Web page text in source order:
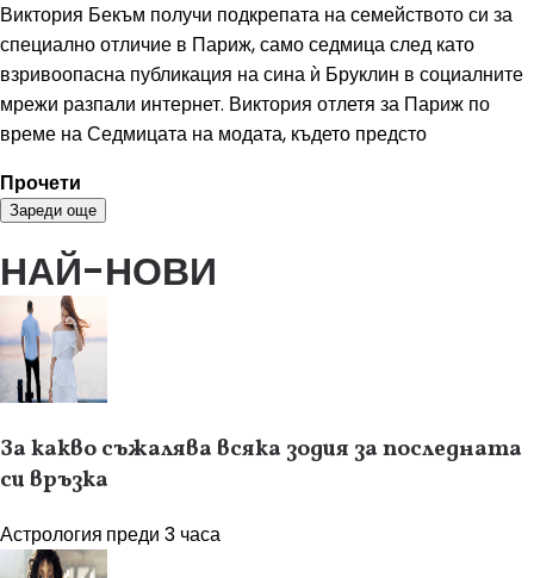
Виктория Бекъм получи подкрепата на семейството си за
специално отличие в Париж, само седмица след като
взривоопасна публикация на сина ѝ Бруклин в социалните
мрежи разпали интернет. Виктория отлетя за Париж по
време на Седмицата на модата, където предсто
Прочети
Зареди още
НАЙ-НОВИ
За какво съжалява всяка зодия за последната
си връзка
Астрология преди 3 часа